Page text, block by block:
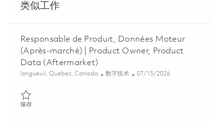
类似工作
Responsable de Produit, Données Moteur
(Après-marché) | Product Owner, Product
Data (Aftermarket)
位置
longueuil, Quebec, Canada 类别
数字技术 Posted Date
07/15/2026
保存保存 Responsable de Produit, Données Moteur (Après-marché)